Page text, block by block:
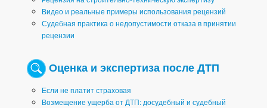
Видео и реальные примеры использования рецензий
Судебная практика о недопустимости отказа в принятии
рецензии
Оценка и экспертиза после ДТП
Если не платит страховая
Возмещение ущерба от ДТП: досудебный и судебный